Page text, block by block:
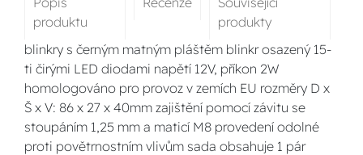
produktu
produkty
blinkry s černým matným pláštěm blinkr osazený 15-
ti čirými LED diodami napětí 12V, příkon 2W
homologováno pro provoz v zemích EU rozměry D x
Š x V: 86 x 27 x 40mm zajištění pomocí závitu se
stoupáním 1,25 mm a maticí M8 provedení odolné
proti povětrnostním vlivům sada obsahuje 1 pár